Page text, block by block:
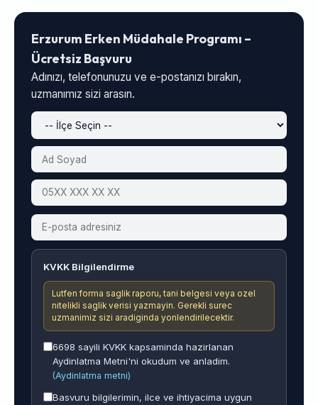
Erzurum Erken Müdahale Programı –
Ücretsiz Başvuru
Adınızı, telefonunuzu ve e-postanızı bırakın,
uzmanımız sizi arasın.
KVKK Bilgilendirme
Lutfen forma saglik raporu, tani belgesi veya ozel
nitelikli saglik verisi yazmayin. Gerekli surec
uzmanimiz sizi aradiginda yonlendirilecektir.
6698 sayili KVKK kapsaminda hazirlanan
Aydinlatma Metni'ni okudum ve anladim.
(Aydinlatma metni)
Basvuru bilgilerimin, ilce ve ihtiyacima uygun